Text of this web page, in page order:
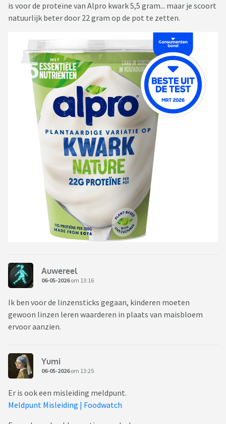
is voor de proteïne van Alpro kwark 5,5 gram... maar je scoort
natuurlijk beter door 22 gram op de pot te zetten.
Auwereel
06-05-2026om 13:16
Ik ben voor de linzensticks gegaan, kinderen moeten
gewoon linzen leren waarderen in plaats van maisbloem
ervoor aanzien.
Yumi
06-05-2026om 13:25
Er is ook een misleiding meldpunt.
Meldpunt Misleiding | Foodwatch